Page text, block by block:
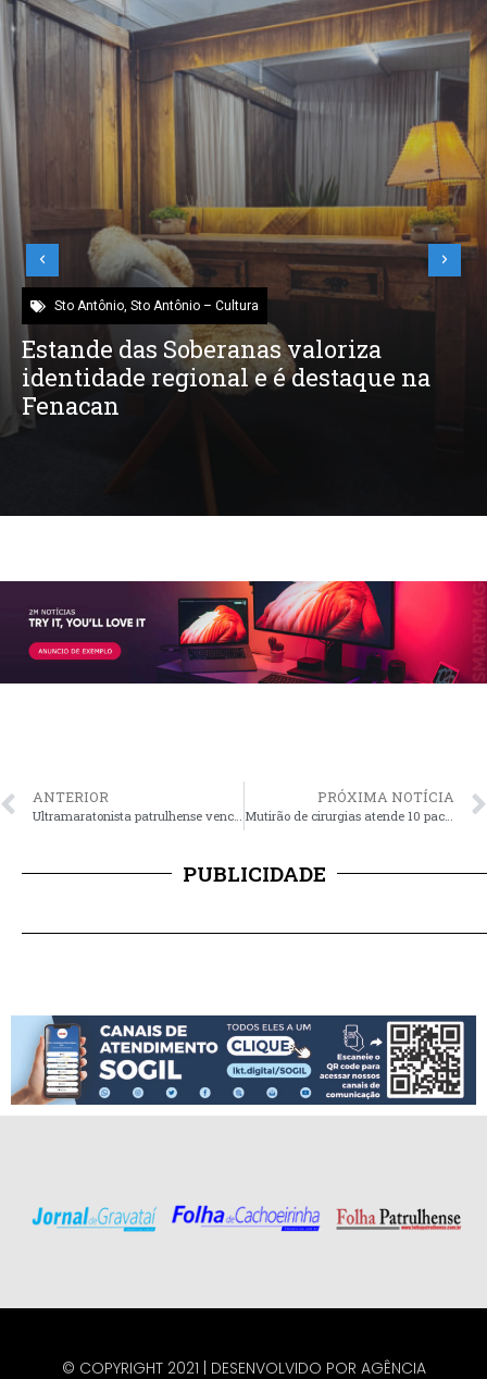
Sto Antônio, Sto Antônio – Cultura
Estande das Soberanas valoriza
identidade regional e é destaque na
Fenacan
ANTERIOR PRÓXIMA NOTÍCIA
Mutirão de cirurgias atende 10 pacientes do município
PUBLICIDADE
© COPYRIGHT 2021 | DESENVOLVIDO POR AGÊNCIA